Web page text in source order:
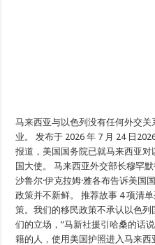
马来西亚与以色列没有任何外交
业。 发布于 2026 年 7 月 24 日
报道，美国国务院已就马来西亚
国大使。 马来西亚外交部长穆罕
沙鲁尔·伊克拉姆·雅各布告诉美国
政策并不新鲜。 推荐故事 4 项清
策。我们的移民政策不承认以色
们的立场，”马新社援引哈桑的话
籍的人，使用美国护照进入马来